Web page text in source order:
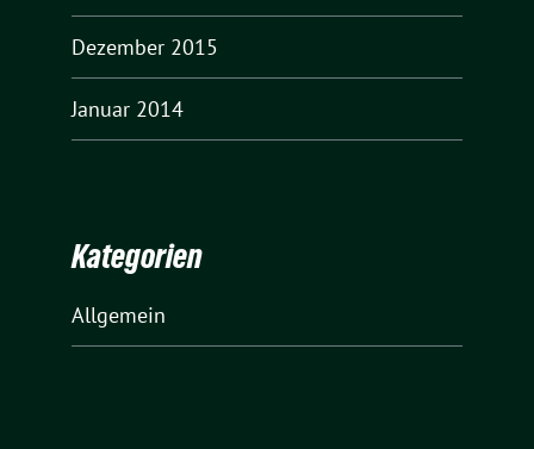
Dezember 2015
Januar 2014
Kategorien
Allgemein